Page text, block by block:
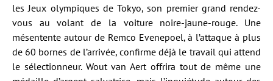
les Jeux olympiques de Tokyo, son premier grand rendez-
vous au volant de la voiture noire-jaune-rouge. Une
mésentente autour de Remco Evenepoel, à l’attaque à plus
de 60 bornes de l’arrivée, confirme déjà le travail qui attend
le sélectionneur. Wout van Aert offrira tout de même une